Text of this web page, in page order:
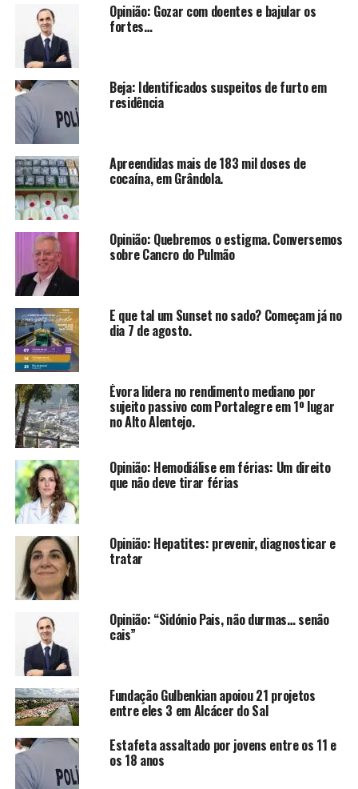
Opinião: Gozar com doentes e bajular os
fortes…
Beja: Identificados suspeitos de furto em
residência
Apreendidas mais de 183 mil doses de
cocaína, em Grândola.
Opinião: Quebremos o estigma. Conversemos
sobre Cancro do Pulmão
E que tal um Sunset no sado? Começam já no
dia 7 de agosto.
Évora lidera no rendimento mediano por
sujeito passivo com Portalegre em 1º lugar
no Alto Alentejo.
Opinião: Hemodiálise em férias: Um direito
que não deve tirar férias
Opinião: Hepatites: prevenir, diagnosticar e
tratar
Opinião: “Sidónio Pais, não durmas… senão
cais”
Fundação Gulbenkian apoiou 21 projetos
entre eles 3 em Alcácer do Sal
Estafeta assaltado por jovens entre os 11 e
os 18 anos